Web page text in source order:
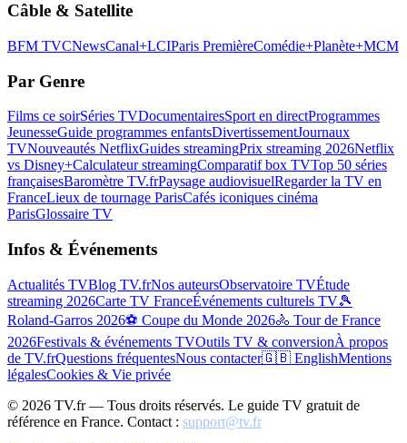
Câble & Satellite
BFM TVCNewsCanal+LCIParis PremièreComédie+Planète+MCM
Par Genre
Films ce soirSéries TVDocumentairesSport en directProgrammes
JeunesseGuide programmes enfantsDivertissementJournaux
TVNouveautés NetflixGuides streamingPrix streaming 2026Netflix
vs Disney+Calculateur streamingComparatif box TVTop 50 séries
françaisesBaromètre TV.frPaysage audiovisuelRegarder la TV en
FranceLieux de tournage ParisCafés iconiques cinéma
ParisGlossaire TV
Infos & Événements
Actualités TVBlog TV.frNos auteursObservatoire TVÉtude
streaming 2026Carte TV FranceÉvénements culturels TV🎾
Roland-Garros 2026⚽ Coupe du Monde 2026🚴 Tour de France
2026Festivals & événements TVOutils TV & conversionÀ propos
de TV.frQuestions fréquentesNous contacter🇬🇧 EnglishMentions
légalesCookies & Vie privée
© 2026 TV.fr — Tous droits réservés. Le guide TV gratuit de
référence en France. Contact : support@tv.fr